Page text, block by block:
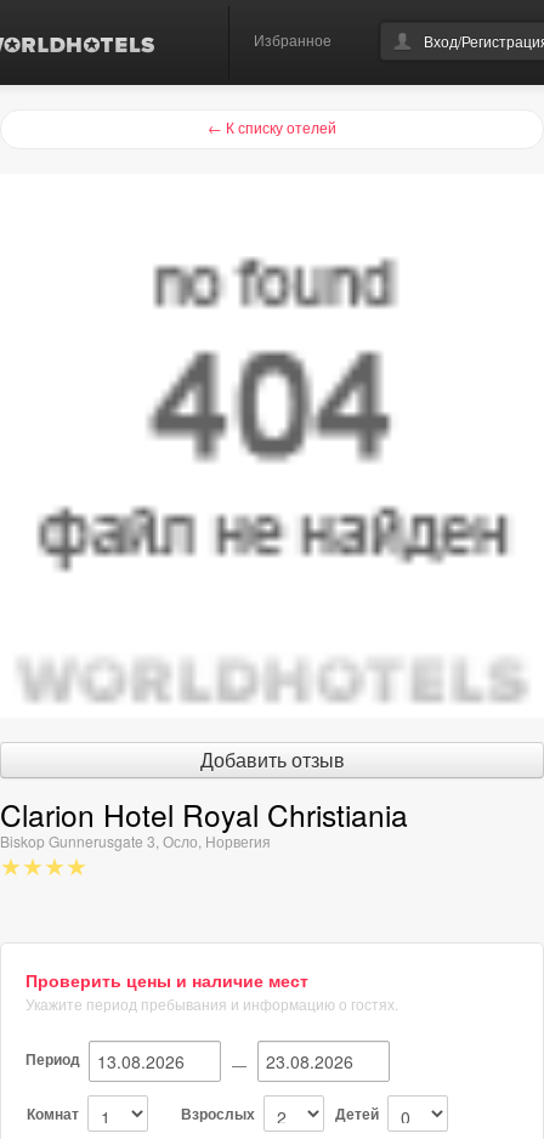
Избранное Вход/
← К списку отелей
Добавить отзыв
Clarion Hotel Royal Christiania
Biskop Gunnerusgate 3 Осло Норвегия
★★★★
Проверить цены и наличие мест
Укажите период пребывания и информацию о гостях.
Период —
Комнат Взрослых Детей